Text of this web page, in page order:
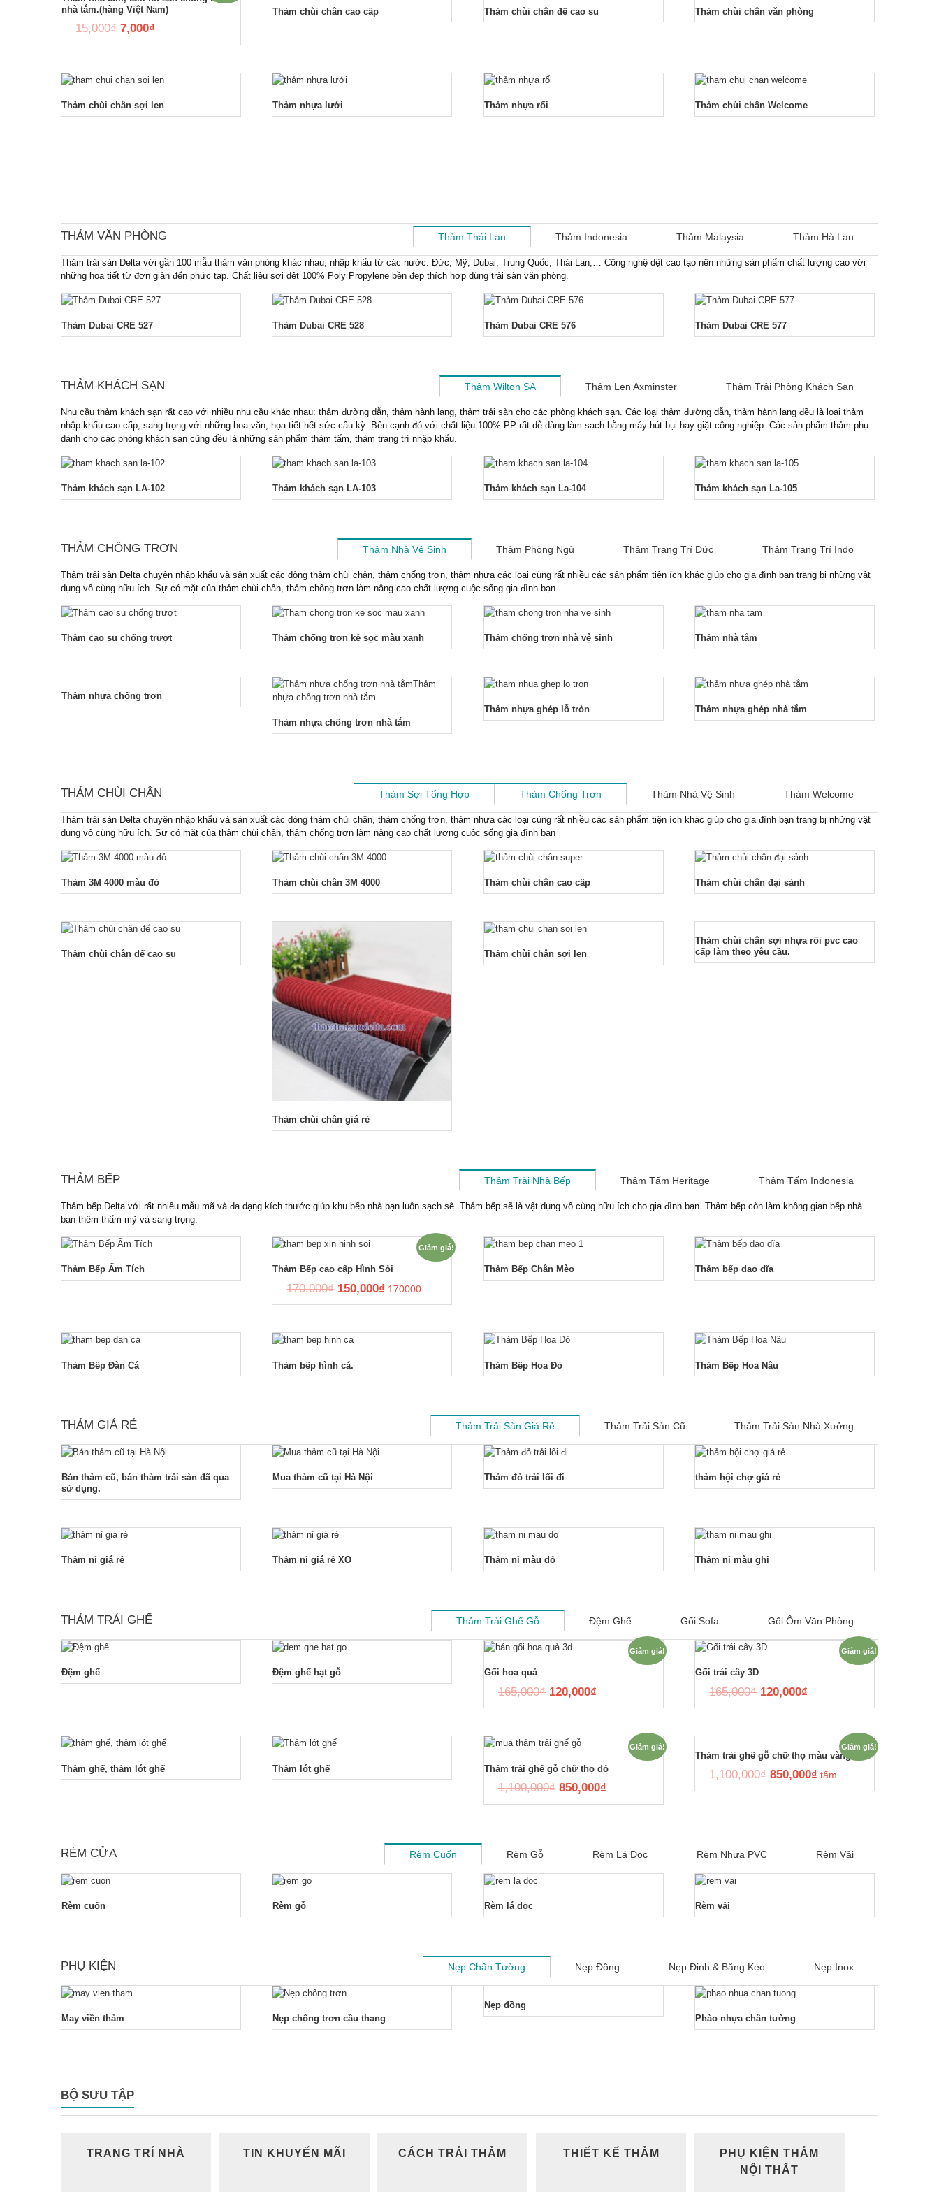
Phào
nhà tắm.(hàng Việt Nam)
15,000₫ 7,000₫
Thảm chùi chân cao cấp Thảm chùi chân đế cao su Thảm chùi chân văn phòng
Thảm chùi chân sợi len Thảm nhựa lưới Thảm nhựa rối Thảm chùi chân Welcome
THẢM VĂN PHÒNG Thảm Thái Lan Thảm Indonesia Thảm Malaysia Thảm Hà Lan
Thảm trải sàn Delta với gần 100 mẫu thảm văn phòng khác nhau, nhập khẩu từ các nước: Đức, Mỹ, Dubai, Trung Quốc, Thái Lan,… Công nghệ dệt cao tạo nên những sản phẩm chất lượng cao với
những họa tiết từ đơn giản đến phức tạp. Chất liệu sợi dệt 100% Poly Propylene bền đẹp thích hợp dùng trải sàn văn phòng.
Thảm Dubai CRE 527 Thảm Dubai CRE 528 Thảm Dubai CRE 576 Thảm Dubai CRE 577
THẢM KHÁCH SẠN Thảm Wilton SA Thảm Len Axminster Thảm Trải Phòng Khách Sạn
Nhu cầu thảm khách sạn rất cao với nhiều nhu cầu khác nhau: thảm đường dẫn, thảm hành lang, thảm trải sàn cho các phòng khách sạn. Các loại thảm đường dẫn, thảm hành lang đều là loại thảm
nhập khẩu cao cấp, sang trọng với những hoa văn, họa tiết hết sức cầu kỳ. Bên cạnh đó với chất liệu 100% PP rất dễ dàng làm sạch bằng máy hút bụi hay giặt công nghiệp. Các sản phẩm thảm phụ
dành cho các phòng khách sạn cũng đều là những sản phẩm thảm tấm, thảm trang trí nhập khẩu.
Thảm khách sạn LA-102 Thảm khách sạn LA-103 Thảm khách sạn La-104 Thảm khách sạn La-105
THẢM CHỐNG TRƠN Thảm Nhà Vệ Sinh Thảm Phòng Ngủ Thảm Trang Trí Đức Thảm Trang Trí Indo
Thảm trải sàn Delta chuyên nhập khẩu và sản xuất các dòng thảm chùi chân, thảm chống trơn, thảm nhựa các loại cùng rất nhiều các sản phẩm tiện ích khác giúp cho gia đình bạn trang bị những vật
dụng vô cùng hữu ích. Sự có mặt của thảm chùi chân, thảm chống trơn làm nâng cao chất lượng cuộc sống gia đình bạn.
Thảm cao su chống trượt Thảm chống trơn kẻ sọc màu xanh Thảm chống trơn nhà vệ sinh Thảm nhà tắm
Thảm nhựa chống trơn
Thảm nhựa chống trơn nhà tắm
Thảm nhựa ghép lỗ tròn Thảm nhựa ghép nhà tắm
THẢM CHÙI CHÂN Thảm Sợi Tổng Hợp Thảm Chống Trơn Thảm Nhà Vệ Sinh Thảm Welcome
Thảm trải sàn Delta chuyên nhập khẩu và sản xuất các dòng thảm chùi chân, thảm chống trơn, thảm nhựa các loại cùng rất nhiều các sản phẩm tiện ích khác giúp cho gia đình bạn trang bị những vật
dụng vô cùng hữu ích. Sự có mặt của thảm chùi chân, thảm chống trơn làm nâng cao chất lượng cuộc sống gia đình bạn
Thảm 3M 4000 màu đỏ Thảm chùi chân 3M 4000 Thảm chùi chân cao cấp Thảm chùi chân đại sảnh
Thảm chùi chân đế cao su
Thảm chùi chân giá rẻ
Thảm chùi chân sợi len
Thảm chùi chân sợi nhựa rối pvc cao
cấp làm theo yêu cầu.
THẢM BẾP Thảm Trải Nhà Bếp Thảm Tấm Heritage Thảm Tấm Indonesia
Thảm bếp Delta với rất nhiều mẫu mã và đa dạng kích thước giúp khu bếp nhà bạn luôn sạch sẽ. Thảm bếp sẽ là vật dụng vô cùng hữu ích cho gia đình bạn. Thảm bếp còn làm không gian bếp nhà
bạn thêm thẩm mỹ và sang trọng.
Thảm Bếp Ấm Tích
Giảm giá!
Thảm Bếp cao cấp Hình Sỏi
170,000₫ 150,000₫ 170000
Thảm Bếp Chân Mèo Thảm bếp dao dĩa
Thảm Bếp Đàn Cá Thảm bếp hình cá. Thảm Bếp Hoa Đỏ Thảm Bếp Hoa Nâu
THẢM GIÁ RẺ Thảm Trải Sàn Giá Rẻ Thảm Trải Sản Cũ Thảm Trải Sản Nhà Xưởng
Bán thảm cũ, bán thảm trải sàn đã qua
sử dụng.
Mua thảm cũ tại Hà Nội Thảm đỏ trải lối đi thảm hội chợ giá rẻ
Thảm nỉ giá rẻ Thảm nỉ giá rẻ XO Thảm nỉ màu đỏ Thảm nỉ màu ghi
THẢM TRẢI GHẾ Thảm Trải Ghế Gỗ Đệm Ghế Gối Sofa Gối Ôm Văn Phòng
Đệm ghế Đệm ghế hạt gỗ
Giảm giá!
Gối hoa quả
165,000₫ 120,000₫
Giảm giá!
Gối trái cây 3D
165,000₫ 120,000₫
Thảm ghế, thảm lót ghế Thảm lót ghế
Giảm giá!
Thảm trải ghế gỗ chữ thọ đỏ
1,100,000₫ 850,000₫
Giảm giá!
Thảm trải ghế gỗ chữ thọ màu vàng
1,100,000₫ 850,000₫ tấm
RÈM CỬA Rèm Cuốn Rèm Gỗ Rèm Lá Dọc Rèm Nhựa PVC Rèm Vải
Rèm cuốn Rèm gỗ Rèm lá dọc Rèm vải
PHỤ KIỆN Nẹp Chân Tường Nẹp Đồng Nẹp Đinh & Băng Keo Nẹp Inox
May viền thảm Nẹp chống trơn cầu thang
Nẹp đồng
Phào nhựa chân tường
BỘ SƯU TẬP
TRANG TRÍ NHÀ TIN KHUYẾN MÃI CÁCH TRẢI THẢM THIẾT KẾ THẢM
PHỤ KIỆN THẢM
NỘI THẤT